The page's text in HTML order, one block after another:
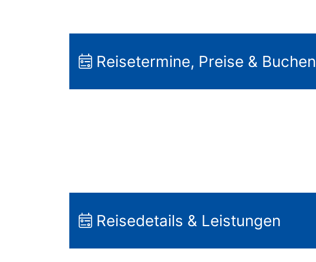
Reisetermine, Preise & Buchen
Reisedetails & Leistungen